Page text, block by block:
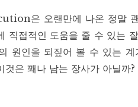
은 오랜만에 나온 정말
직접적인 도움을 줄 수 있는
원인을 되짚어 볼 수 있는
것은 꽤나 남는 장사가 아닐까?